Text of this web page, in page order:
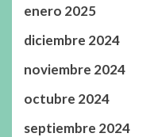
enero 2025
diciembre 2024
noviembre 2024
octubre 2024
septiembre 2024